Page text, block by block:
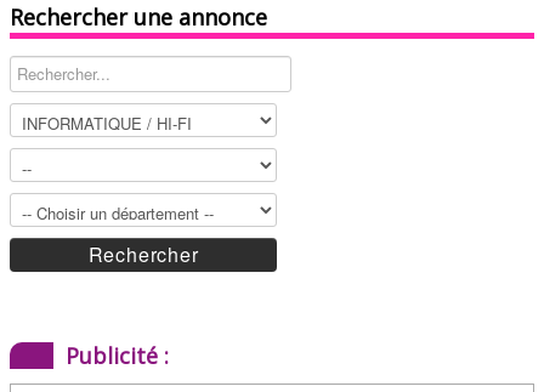
Rechercher une annonce
Publicité :